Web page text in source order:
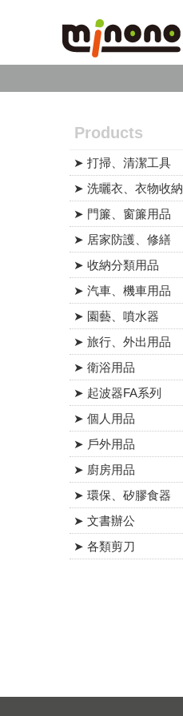
Products
➤ 打掃、清潔工具
➤ 洗曬衣、衣物收納
➤ 門簾、窗簾用品
➤ 居家防護、修繕
➤ 收納分類用品
➤ 汽車、機車用品
➤ 園藝、噴水器
➤ 旅行、外出用品
➤ 衛浴用品
➤ 起波器FA系列
➤ 個人用品
➤ 戶外用品
➤ 廚房用品
➤ 環保、矽膠食器
➤ 文書辦公
➤ 各類剪刀